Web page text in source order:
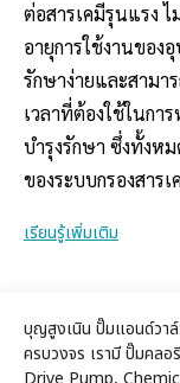
ต่อสารเคมีรุนแรง ไ
อายุการใช้งานของ
รักษาง่ายและสามา
เวลาที่ต้องใช้ในกา
บำรุงรักษา ซึ่งทั้งห
ของระบบกรองสาร
เรียนรู้เพิ่มเติม
บุญสูงเนิน ปั๊มแอนด์วาล์
ครบวงจร เรามี ปั๊มคล